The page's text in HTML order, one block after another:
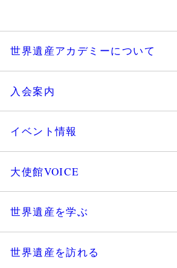
世界遺産アカデミーについて
組織図・役員
法人会員・協賛団体／公認団体
入会案内
イベント情報
展示会
ツアー情報
大使館VOICE
世界遺産を学ぶ
世界遺産を訪れる